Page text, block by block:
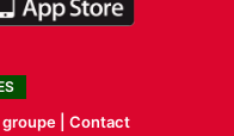
| Contact